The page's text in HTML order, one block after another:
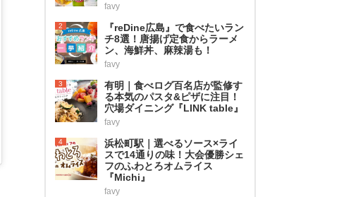
favy
2
『reDine広島』で食べたいラン
チ8選！唐揚げ定食からラーメ
ン、海鮮丼、麻辣湯も！
favy
3
有明｜食べログ百名店が監修す
る本気のパスタ&ピザに注目！
穴場ダイニング『LINK table』
favy
4
浜松町駅｜選べるソース×ライ
スで14通りの味！大会優勝シェ
フのふわとろオムライス
『Michi』
favy